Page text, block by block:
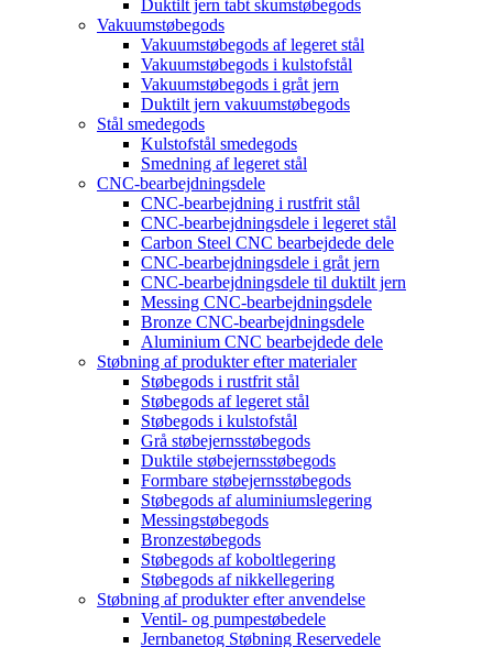
Duktilt jern tabt skumstøbegods
Vakuumstøbegods
Vakuumstøbegods af legeret stål
Vakuumstøbegods i kulstofstål
Vakuumstøbegods i gråt jern
Duktilt jern vakuumstøbegods
Stål smedegods
Kulstofstål smedegods
Smedning af legeret stål
CNC-bearbejdningsdele
CNC-bearbejdning i rustfrit stål
CNC-bearbejdningsdele i legeret stål
Carbon Steel CNC bearbejdede dele
CNC-bearbejdningsdele i gråt jern
CNC-bearbejdningsdele til duktilt jern
Messing CNC-bearbejdningsdele
Bronze CNC-bearbejdningsdele
Aluminium CNC bearbejdede dele
Støbning af produkter efter materialer
Støbegods i rustfrit stål
Støbegods af legeret stål
Støbegods i kulstofstål
Grå støbejernsstøbegods
Duktile støbejernsstøbegods
Formbare støbejernsstøbegods
Støbegods af aluminiumslegering
Messingstøbegods
Bronzestøbegods
Støbegods af koboltlegering
Støbegods af nikkellegering
Støbning af produkter efter anvendelse
Ventil- og pumpestøbedele
Jernbanetog Støbning Reservedele